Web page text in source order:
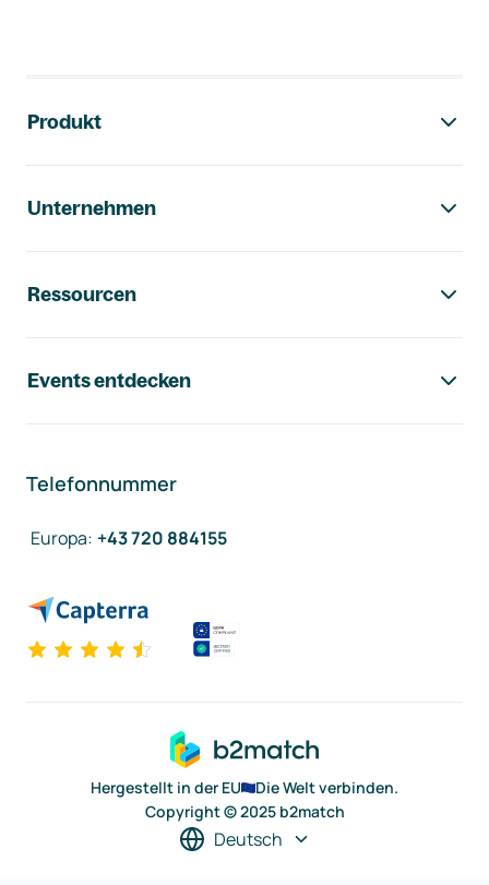
Produkt
Unternehmen
Ressourcen
Events entdecken
Telefonnummer
Europa: +43 720 884155
Hergestellt in der EU
Die Welt verbinden.
Copyright © 2025 b2match
Deutsch